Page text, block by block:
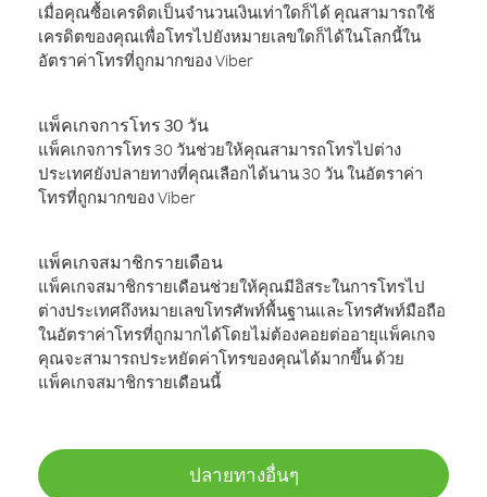
เมื่อคุณซื้อเครดิตเป็นจำนวนเงินเท่าใดก็ได้ คุณสามารถใช้
เครดิตของคุณเพื่อโทรไปยังหมายเลขใดก็ได้ในโลกนี้ใน
อัตราค่าโทรที่ถูกมากของ Viber
แพ็คเกจการโทร 30 วัน
แพ็คเกจการโทร 30 วันช่วยให้คุณสามารถโทรไปต่าง
ประเทศยังปลายทางที่คุณเลือกได้นาน 30 วัน ในอัตราค่า
โทรที่ถูกมากของ Viber
แพ็คเกจสมาชิกรายเดือน
แพ็คเกจสมาชิกรายเดือนช่วยให้คุณมีอิสระในการโทรไป
ต่างประเทศถึงหมายเลขโทรศัพท์พื้นฐานและโทรศัพท์มือถือ
ในอัตราค่าโทรที่ถูกมากได้โดยไม่ต้องคอยต่ออายุแพ็คเกจ
คุณจะสามารถประหยัดค่าโทรของคุณได้มากขึ้น ด้วย
แพ็คเกจสมาชิกรายเดือนนี้
ปลายทางอื่นๆ